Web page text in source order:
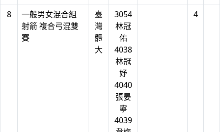
8
一般男女混合組
射箭 複合弓混雙
賽
臺
灣
體
大
3054
林冠
佑
4038
林冠
妤
4040
張晏
寧
4039
4